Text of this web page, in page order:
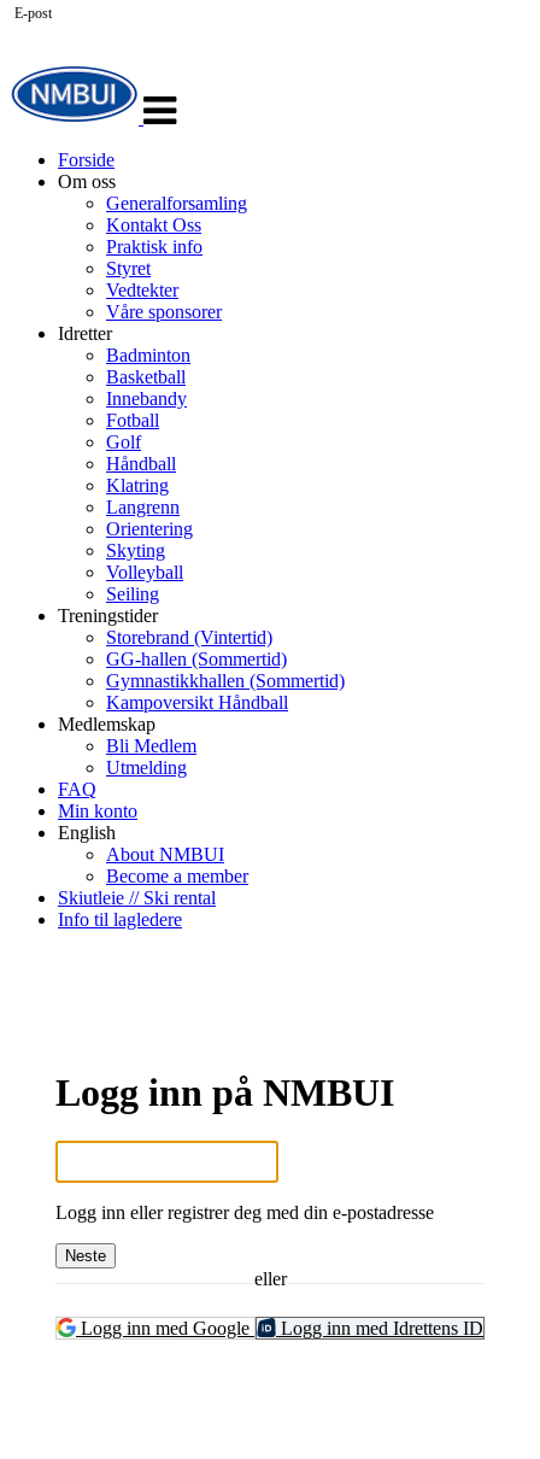
navigasjon
Forside
Om oss
Generalforsamling
Kontakt Oss
Praktisk info
Styret
Vedtekter
Våre sponsorer
Idretter
Badminton
Basketball
Innebandy
Fotball
Golf
Håndball
Klatring
Langrenn
Orientering
Skyting
Volleyball
Seiling
Treningstider
Storebrand (Vintertid)
GG-hallen (Sommertid)
Gymnastikkhallen (Sommertid)
Kampoversikt Håndball
Medlemskap
Bli Medlem
Utmelding
FAQ
Min konto
English
About NMBUI
Become a member
Skiutleie // Ski rental
Info til lagledere
Logg inn på NMBUI
E-post
Logg inn eller registrer deg med din e-postadresse
Neste
eller
Logg inn med Google Logg inn med Idrettens ID